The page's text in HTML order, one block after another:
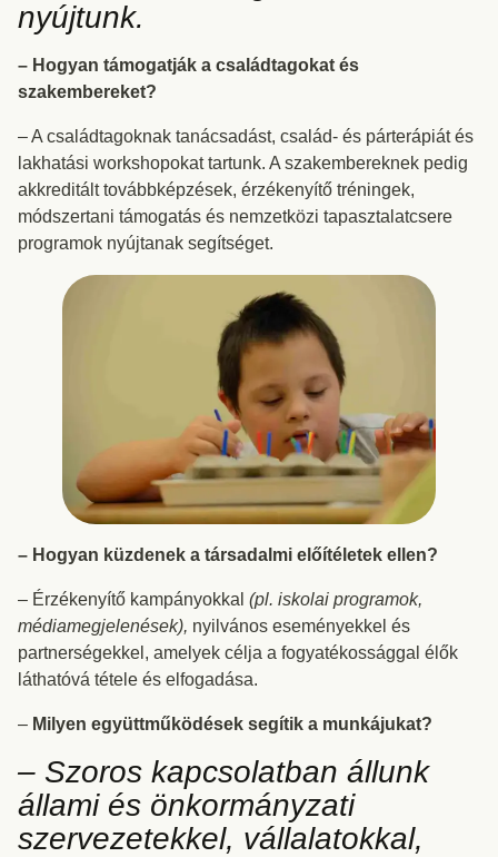
nyújtunk.
– Hogyan támogatják a családtagokat és
szakembereket?
– A családtagoknak tanácsadást, család- és párterápiát és
lakhatási workshopokat tartunk. A szakembereknek pedig
akkreditált továbbképzések, érzékenyítő tréningek,
módszertani támogatás és nemzetközi tapasztalatcsere
programok nyújtanak segítséget.
– Hogyan küzdenek a társadalmi előítéletek ellen?
– Érzékenyítő kampányokkal (pl. iskolai programok,
médiamegjelenések), nyilvános eseményekkel és
partnerségekkel, amelyek célja a fogyatékossággal élők
láthatóvá tétele és elfogadása.
– Milyen együttműködések segítik a munkájukat?
– Szoros kapcsolatban állunk
állami és önkormányzati
szervezetekkel, vállalatokkal,